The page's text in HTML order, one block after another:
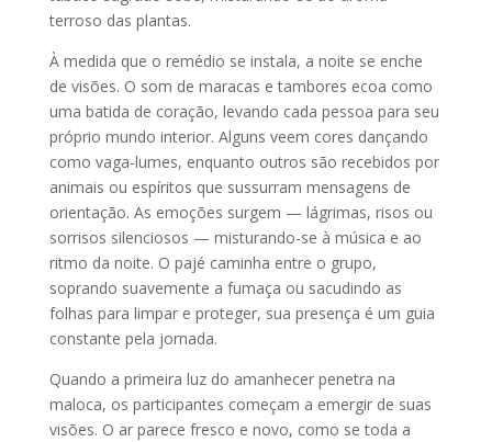
terroso das plantas.
À medida que o remédio se instala, a noite se enche
de visões. O som de maracas e tambores ecoa como
uma batida de coração, levando cada pessoa para seu
próprio mundo interior. Alguns veem cores dançando
como vaga-lumes, enquanto outros são recebidos por
animais ou espíritos que sussurram mensagens de
orientação. As emoções surgem — lágrimas, risos ou
sorrisos silenciosos — misturando-se à música e ao
ritmo da noite. O pajé caminha entre o grupo,
soprando suavemente a fumaça ou sacudindo as
folhas para limpar e proteger, sua presença é um guia
constante pela jornada.
Quando a primeira luz do amanhecer penetra na
maloca, os participantes começam a emergir de suas
visões. O ar parece fresco e novo, como se toda a